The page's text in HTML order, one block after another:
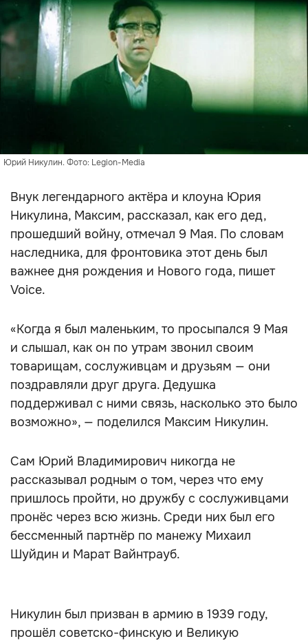
Юрий Никулин. Фото: Legion-Media
Внук легендарного актёра и клоуна Юрия
Никулина, Максим, рассказал, как его дед,
прошедший войну, отмечал 9 Мая. По словам
наследника, для фронтовика этот день был
важнее дня рождения и Нового года, пишет
Voice.
«Когда я был маленьким, то просыпался 9 Мая
и слышал, как он по утрам звонил своим
товарищам, сослуживцам и друзьям — они
поздравляли друг друга. Дедушка
поддерживал с ними связь, насколько это было
возможно», — поделился Максим Никулин.
Сам Юрий Владимирович никогда не
рассказывал родным о том, через что ему
пришлось пройти, но дружбу с сослуживцами
пронёс через всю жизнь. Среди них был его
бессменный партнёр по манежу Михаил
Шуйдин и Марат Вайнтрауб.
Никулин был призван в армию в 1939 году,
прошёл советско-финскую и Великую